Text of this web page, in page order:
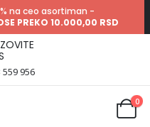
na ceo asortiman -
PREKO 10.000,00 RSD
559 956
0